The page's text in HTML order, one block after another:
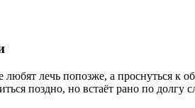
любят лечь попозже, а проснуться
поздно, но встаёт рано по